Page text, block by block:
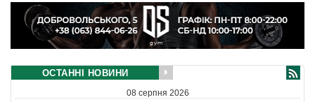
ОСТАННІ НОВИНИ
08 серпня 2026